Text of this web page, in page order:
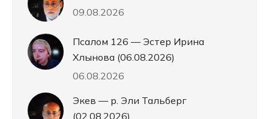
09.08.2026
Псалом 126 — Эстер Ирина
Хлынова (06.08.2026)
06.08.2026
Экев — р. Эли Тальберг
(02.08.2026)